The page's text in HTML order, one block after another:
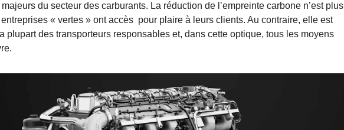
du secteur des carburants. La réduction de l’empreinte carbone n’est plus
« vertes » ont accès pour plaire à leurs clients. Au contraire, elle est
plupart des transporteurs responsables et, dans cette optique, tous les moyens